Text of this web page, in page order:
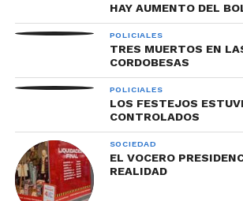
HAY AUMENTO DEL
POLICIALES
TRES MUERTOS EN
CORDOBESAS
POLICIALES
LOS FESTEJOS
CONTROLADOS
SOCIEDAD
EL VOCERO
REALIDAD